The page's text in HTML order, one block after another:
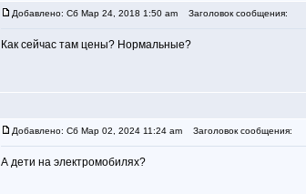
Добавлено: Сб Мар 24, 2018 1:50 am Заголовок сообщения:
Как сейчас там цены? Нормальные?
Добавлено: Сб Мар 02, 2024 11:24 am Заголовок сообщения:
А дети на электромобилях?